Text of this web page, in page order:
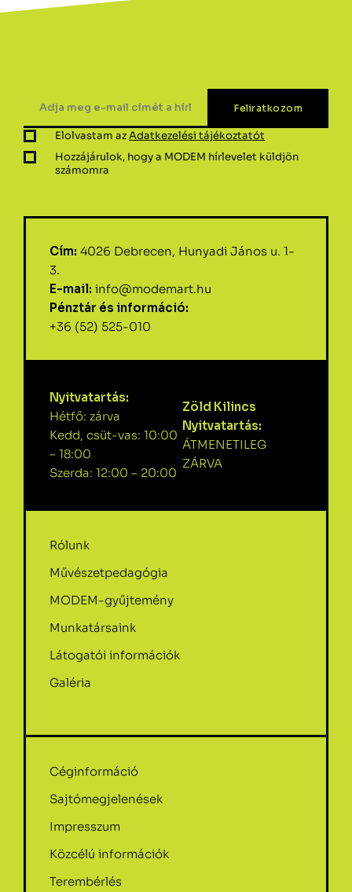
Elolvastam azAdatkezelési tájékoztatót
Hozzájárulok, hogy a MODEM hírlevelet küldjön
számomra
Cím: 4026 Debrecen, Hunyadi János u. 1-
3.
E-mail: info@modemart.hu
Pénztár és információ:
+36 (52) 525-010
Nyitvatartás:
Hétfő: zárva
Kedd, csüt-vas: 10:00
– 18:00
Szerda: 12:00 – 20:00
Zöld Kilincs
Nyitvatartás:
ÁTMENETILEG
ZÁRVA
Rólunk
Művészetpedagógia
MODEM-gyűjtemény
Munkatársaink
Látogatói információk
Galéria
Céginformáció
Sajtómegjelenések
Impresszum
Közcélú információk
Terembérlés